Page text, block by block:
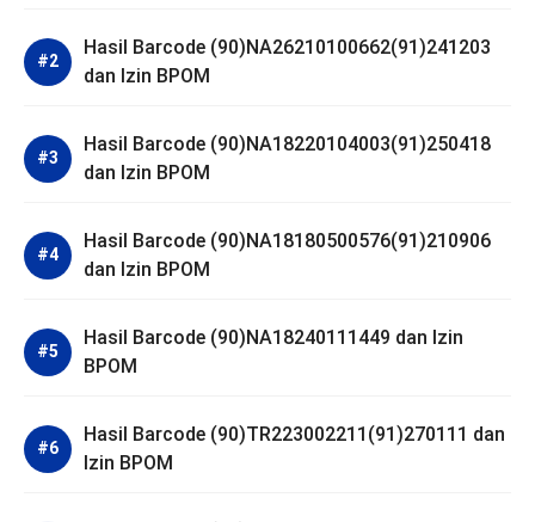
Hasil Barcode (90)NA26210100662(91)241203
dan Izin BPOM
Hasil Barcode (90)NA18220104003(91)250418
dan Izin BPOM
Hasil Barcode (90)NA18180500576(91)210906
dan Izin BPOM
Hasil Barcode (90)NA18240111449 dan Izin
BPOM
Hasil Barcode (90)TR223002211(91)270111 dan
Izin BPOM